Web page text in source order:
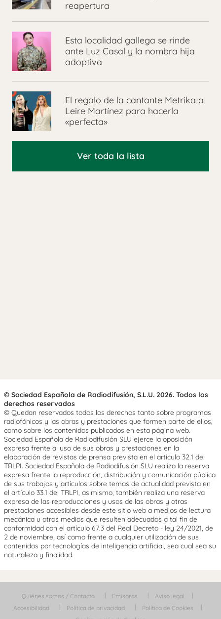
reapertura
Esta localidad gallega se rinde
ante Luz Casal y la nombra hija
adoptiva
El regalo de la cantante Metrika a
Leire Martínez para hacerla
«perfecta»
Ver toda la lista
© Sociedad Española de Radiodifusión, S.L.U. 2026. Todos los
derechos reservados
© Quedan reservados todos los derechos tanto sobre programas
radiofónicos y las obras y prestaciones que formen parte de ellos,
como sobre los contenidos publicados en esta página web.
Sociedad Española de Radiodifusión SLU ejerce la oposición
expresa frente al uso de sus obras y prestaciones en la
elaboración de revistas de prensa prevista en el artículo 32.1 del
TRLPI. Sociedad Española de Radiodifusión SLU realiza la reserva
expresa frente la reproducción, distribución y comunicación pública
de sus trabajos y artículos sobre temas de actualidad prevista en
el artículo 33.1 del TRLPI, asimismo, también realiza una reserva
expresa de las reproducciones y usos de las obras y otras
prestaciones accesibles desde este sitio web a medios de lectura
mecánica u otros medios que resulten adecuados a tal fin de
conformidad con el artículo 67.3 del Real Decreto - ley 24/2021, de
2 de noviembre, así como frente a cualquier utilización de sus
contenidos por tecnologías de inteligencia artificial, sea cual sea su
naturaleza y finalidad.
Quiénes somos / Contacta Emisoras
Aviso legal
Accesibilidad
Política de privacidad
Política de Cookies